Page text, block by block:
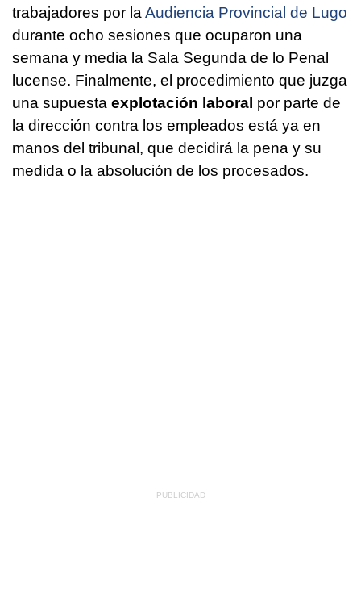
trabajadores por laAudiencia Provincial de Lugo
durante ocho sesiones que ocuparon una
semana y media la Sala Segunda de lo Penal
lucense. Finalmente, el procedimiento que juzga
una supuesta explotación laboral por parte de
la dirección contra los empleados está ya en
manos del tribunal, que decidirá la pena y su
medida o la absolución de los procesados.